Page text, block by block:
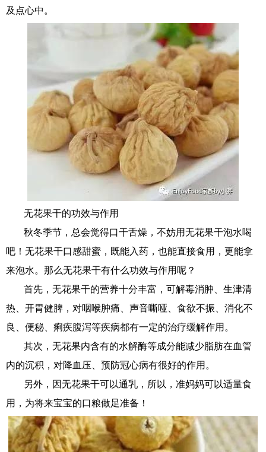
及点心中。
无花果干的功效与作用
秋冬季节，总会觉得口干舌燥，不妨用无花果干泡水喝
吧！无花果干口感甜蜜，既能入药，也能直接食用，更能拿
来泡水。那么无花果干有什么功效与作用呢？
首先，无花果干的营养十分丰富，可解毒消肿、生津清
热、开胃健脾，对咽喉肿痛、声音嘶哑、食欲不振、消化不
良、便秘、痢疾腹泻等疾病都有一定的治疗缓解作用。
其次，无花果内含有的水解酶等成分能减少脂肪在血管
内的沉积，对降血压、预防冠心病有很好的作用。
另外，因无花果干可以通乳，所以，准妈妈可以适量食
用，为将来宝宝的口粮做足准备！